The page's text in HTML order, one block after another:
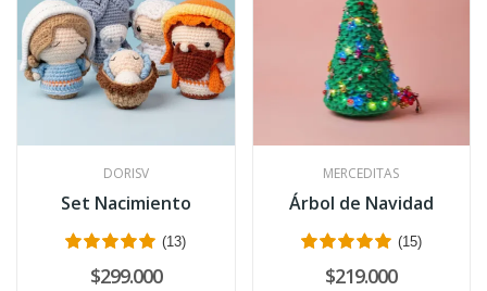
DORISV
Set Nacimiento
(13)
$299.000
MERCEDITAS
Árbol de Navidad
(15)
$219.000